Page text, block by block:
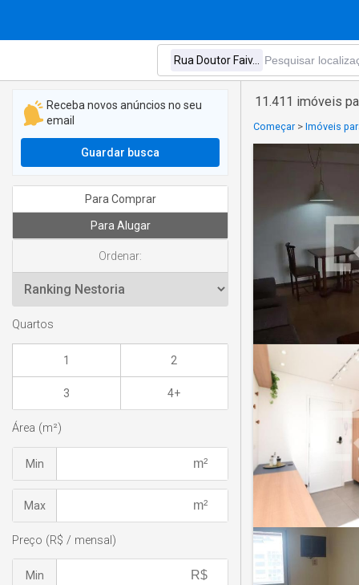
11.411 imóveis
Começar > Imóveis
Receba novos anúncios no seu
email
Guardar busca
Para Comprar
Para Alugar
Ordenar:
Quartos
1 2
3 4+
Área (m²)
Min
Max
Preço (R$ / mensal)
Min